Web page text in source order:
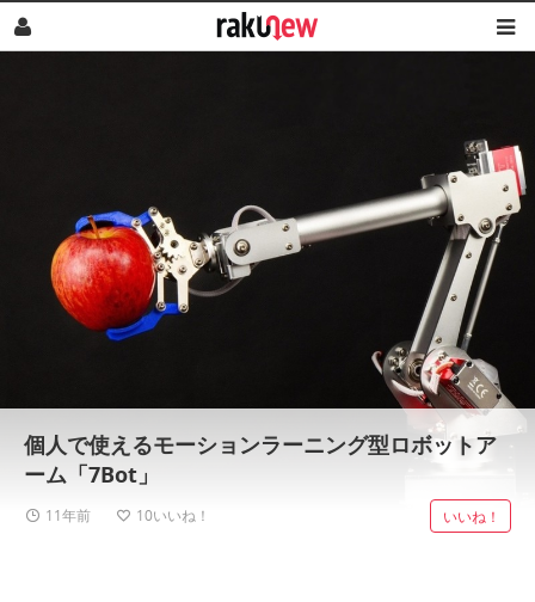
個人で使えるモーションラーニング型ロボットア
ーム「7Bot」
11年前 10いいね！ いいね！